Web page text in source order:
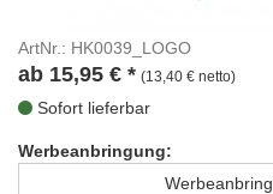
ArtNr.: HK0039_LOGO
ab 15,95 € * (13,40 € netto)
Sofort lieferbar
Werbeanbringung: